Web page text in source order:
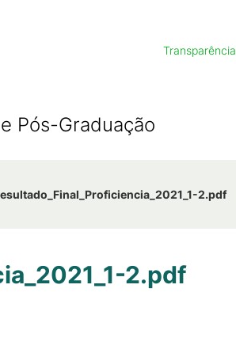
Transparência
Pós-Graduação
2.pdf
2.pdf